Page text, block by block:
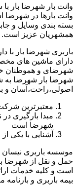
وانت بار شهرضا بار با
وانت بارها در
بسته بندی وسایل و
همشهریان عزیز است.
باربری شهرضا بار با
دارای ماشین های
شهرضای و هموطنان
شهرضا بار شهرضا به
اصولی،راحت،آسان و
معتبرترین
مبدا بارگیری
شهرضا است
آشنایی با یکی
موسسه باربری نیسان
حمل و نقل از شهرضا
است و کلیه خدمات
بیمه باربری و